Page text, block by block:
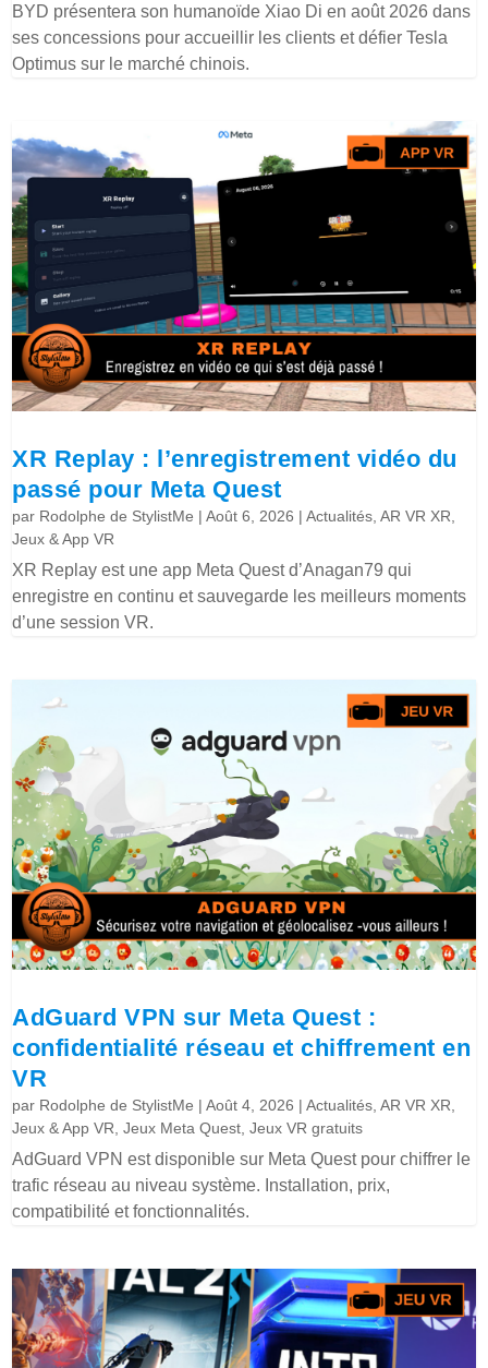
BYD présentera son humanoïde Xiao Di en août 2026 dans
ses concessions pour accueillir les clients et défier Tesla
Optimus sur le marché chinois.
XR Replay : l’enregistrement vidéo du
passé pour Meta Quest
par Rodolphe de StylistMe |Août 6, 2026 |Actualités ,AR VR XR
Jeux & App VR
XR Replay est une app Meta Quest d’Anagan79 qui
enregistre en continu et sauvegarde les meilleurs moments
d’une session VR.
AdGuard VPN sur Meta Quest :
confidentialité réseau et chiffrement en
VR
par Rodolphe de StylistMe |Août 4, 2026 |Actualités ,AR VR XR
Jeux & App VR ,Jeux Meta Quest ,Jeux VR gratuits
AdGuard VPN est disponible sur Meta Quest pour chiffrer le
trafic réseau au niveau système. Installation, prix,
compatibilité et fonctionnalités.